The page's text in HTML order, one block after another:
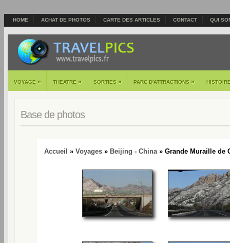
HOME ACHAT DE PHOTOS CARTE DES ARTICLES CONTACT QUI
VOYAGE » THEATRE » SORTIES » PARC D'ATTRACTIONS »
Base de photos
Accueil » Voyages » Beijing - China» Grande Muraille de